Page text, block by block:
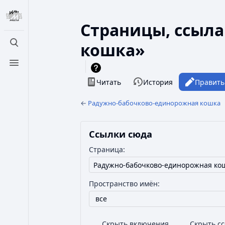
Открыть поиск
Открыть меню
Страницы,
кошка»
Просмотры
Читать Править
История
← Радужно-бабочково-единорожная кошка
Ссылки сюда
Страница:
Пространство имён:
все